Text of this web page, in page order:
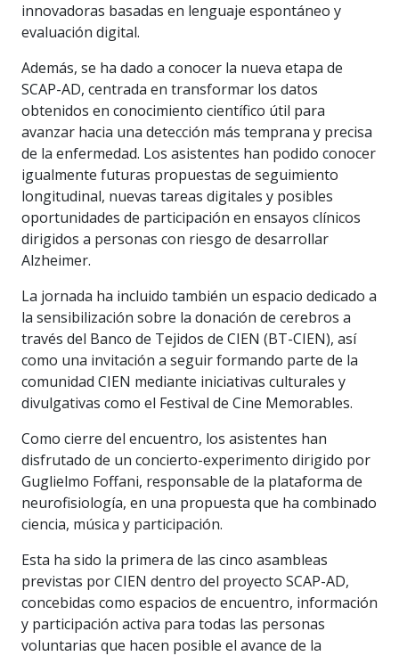
innovadoras basadas en lenguaje espontáneo y
evaluación digital.
Además, se ha dado a conocer la nueva etapa de
SCAP-AD, centrada en transformar los datos
obtenidos en conocimiento científico útil para
avanzar hacia una detección más temprana y precisa
de la enfermedad. Los asistentes han podido conocer
igualmente futuras propuestas de seguimiento
longitudinal, nuevas tareas digitales y posibles
oportunidades de participación en ensayos clínicos
dirigidos a personas con riesgo de desarrollar
Alzheimer.
La jornada ha incluido también un espacio dedicado a
la sensibilización sobre la donación de cerebros a
través del Banco de Tejidos de CIEN (BT-CIEN), así
como una invitación a seguir formando parte de la
comunidad CIEN mediante iniciativas culturales y
divulgativas como el Festival de Cine Memorables.
Como cierre del encuentro, los asistentes han
disfrutado de un concierto-experimento dirigido por
Guglielmo Foffani, responsable de la plataforma de
neurofisiología, en una propuesta que ha combinado
ciencia, música y participación.
Esta ha sido la primera de las cinco asambleas
previstas por CIEN dentro del proyecto SCAP-AD,
concebidas como espacios de encuentro, información
y participación activa para todas las personas
voluntarias que hacen posible el avance de la